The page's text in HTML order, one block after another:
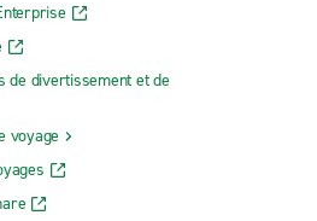
de divertissement et de
voyage